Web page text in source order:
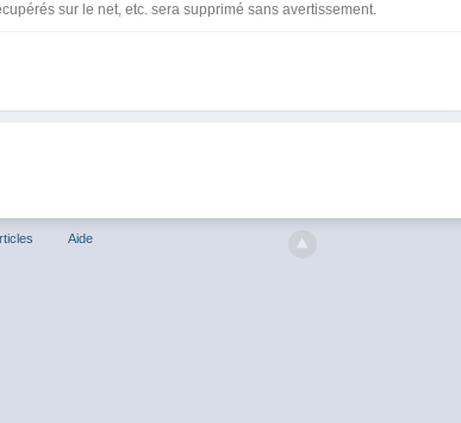
sur le net, etc. sera supprimé sans avertissement.
Aide